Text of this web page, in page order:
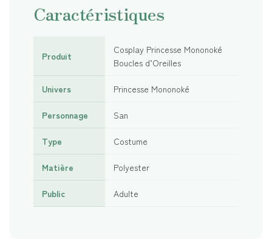
Caractéristiques
Produit
Cosplay Princesse Mononoké
Boucles d’Oreilles
Univers Princesse Mononoké
Personnage San
Type Costume
Matière Polyester
Public Adulte